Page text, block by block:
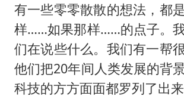
有一些零零散散的想法，都
样……如果那样……的点子。
们在说些什么。我们有一帮
他们把20年间人类发展的背
科技的方方面面都罗列了出来